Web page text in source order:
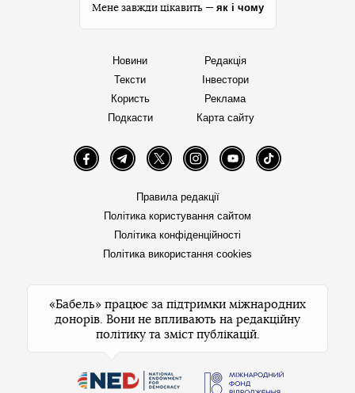
Мене завжди цікавить — як і чому
Новини
Тексти
Користь
Подкасти
Редакція
Інвестори
Реклама
Карта сайту
FacebookTelegramTwitter InstagramYouTube TikTok
Правила редакції
Політика користування сайтом
Політика конфіденційності
Політика використання cookies
«Бабель» працює за підтримки міжнародних
донорів. Вони не впливають на редакційну
політику та зміст публікацій.